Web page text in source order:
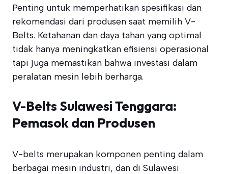
Penting untuk memperhatikan spesifikasi dan
rekomendasi dari produsen saat memilih V-
Belts. Ketahanan dan daya tahan yang optimal
tidak hanya meningkatkan efisiensi operasional
tapi juga memastikan bahwa investasi dalam
peralatan mesin lebih berharga.
V-Belts Sulawesi Tenggara:
Pemasok dan Produsen
V-belts merupakan komponen penting dalam
berbagai mesin industri, dan di Sulawesi